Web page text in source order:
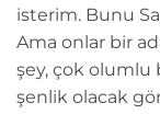
isterim. Bunu
Ama onlar bir
şey, çok olumlu
şenlik olacak